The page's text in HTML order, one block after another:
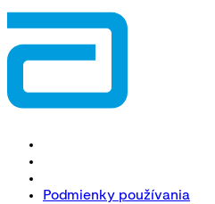
Podmienky používania